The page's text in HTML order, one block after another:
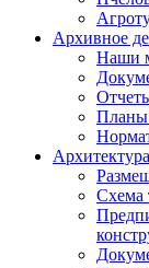
Архивное
Наши
Планы
Архитектура
Схема